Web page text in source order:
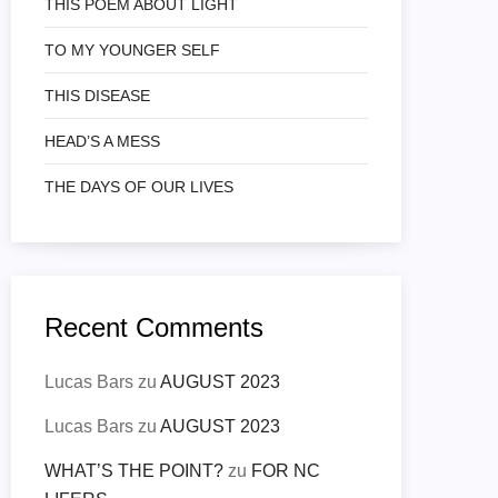
THIS POEM ABOUT LIGHT
TO MY YOUNGER SELF
THIS DISEASE
HEAD’S A MESS
THE DAYS OF OUR LIVES
Recent Comments
Lucas Bars zu AUGUST 2023
Lucas Bars zu AUGUST 2023
WHAT’S THE POINT? zu FOR NC